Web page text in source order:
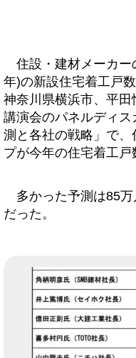
住設・建材メーカ
年)の新設住宅着工戸
神奈川県横浜市、平
講演会のパネルディ
測と各社の戦略」で
プが今年の住宅着工戸
多かった予測は85
だった。